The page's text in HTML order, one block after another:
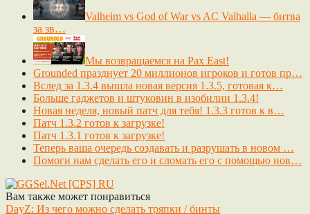
Valheim vs God of War vs AC Valhalla — битва
за зв…
Мы возвращаемся на Pax East!
Grounded празднует 20 миллионов игроков и готов пр…
Вслед за 1.3.4 вышла новая версия 1.3.5, готовая к…
Больше гаджетов и штуковин в изобилии 1.3.4!
Новая неделя, новый патч для тебя! 1.3.3 готов к в…
Патч 1.3.2 готов к загрузке!
Патч 1.3.1 готов к загрузке!
Теперь ваша очередь создавать и разрушать в новом …
Помоги нам сделать его и сломать его с помощью нов…
Вам также может понравиться
DayZ: Из чего можно сделать тряпки / бинты